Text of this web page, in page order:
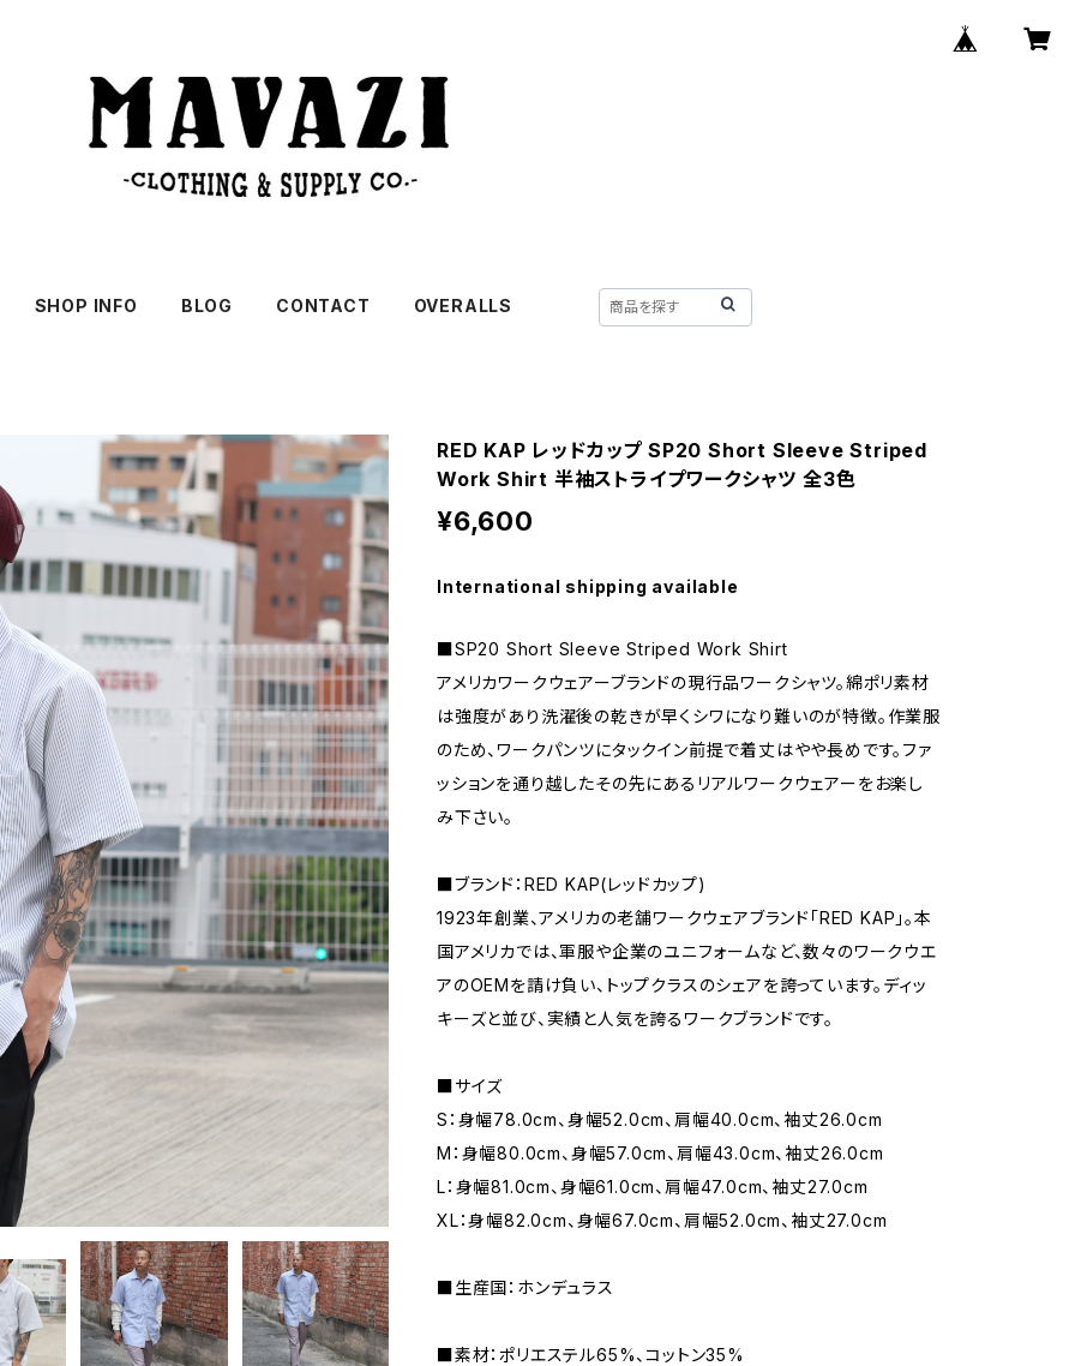
SHOP INFO BLOG CONTACT OVERALLS
RED KAP レッドカップ SP20 Short Sleeve Striped
Work Shirt 半袖ストライプワークシャツ 全3色
¥6,600
International shipping available
■SP20 Short Sleeve Striped Work Shirt
アメリカワークウェアーブランドの現行品ワークシャツ。綿ポリ素材
は強度があり洗濯後の乾きが早くシワになり難いのが特徴。作業服
のため、ワークパンツにタックイン前提で着丈はやや長めです。ファ
ッションを通り越したその先にあるリアルワークウェアーをお楽し
み下さい。
■ブランド：RED KAP(レッドカップ)
1923年創業、アメリカの老舗ワークウェアブランド「RED KAP」。本
国アメリカでは、軍服や企業のユニフォームなど、数々のワークウエ
アのOEMを請け負い、トップクラスのシェアを誇っています。ディッ
キーズと並び、実績と人気を誇るワークブランドです。
■サイズ
S：身幅78.0cm、身幅52.0cm、肩幅40.0cm、袖丈26.0cm
M：身幅80.0cm、身幅57.0cm、肩幅43.0cm、袖丈26.0cm
L：身幅81.0cm、身幅61.0cm、肩幅47.0cm、袖丈27.0cm
XL：身幅82.0cm、身幅67.0cm、肩幅52.0cm、袖丈27.0cm
■生産国：ホンデュラス
■素材：ポリエステル65%、コットン35%